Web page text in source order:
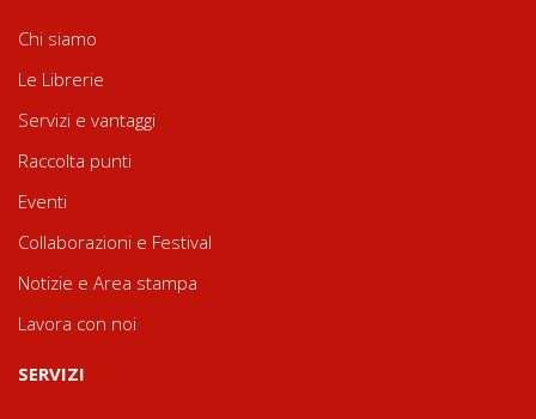
Chi siamo
Le Librerie
Servizi e vantaggi
Raccolta punti
Eventi
Collaborazioni e Festival
Notizie e Area stampa
Lavora con noi
SERVIZI